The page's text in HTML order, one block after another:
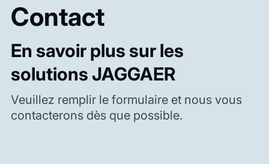
Contact
En savoir plus sur les
solutions JAGGAER
Veuillez remplir le formulaire et nous vous
contacterons dès que possible.